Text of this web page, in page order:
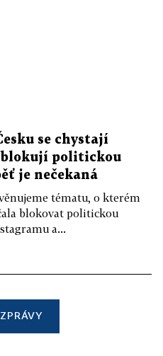
se chystají
blokují politickou
je nečekaná
tématu, o kterém
blokovat politickou
a...